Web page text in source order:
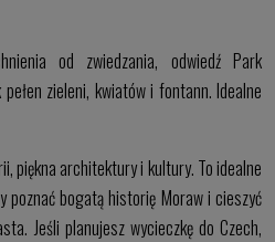
od zwiedzania, odwiedź Park
zieleni, kwiatów i fontann. Idealne
piękna architektury i kultury. To idealne
poznać bogatą historię Moraw i cieszyć
Jeśli planujesz wycieczkę do Czech,